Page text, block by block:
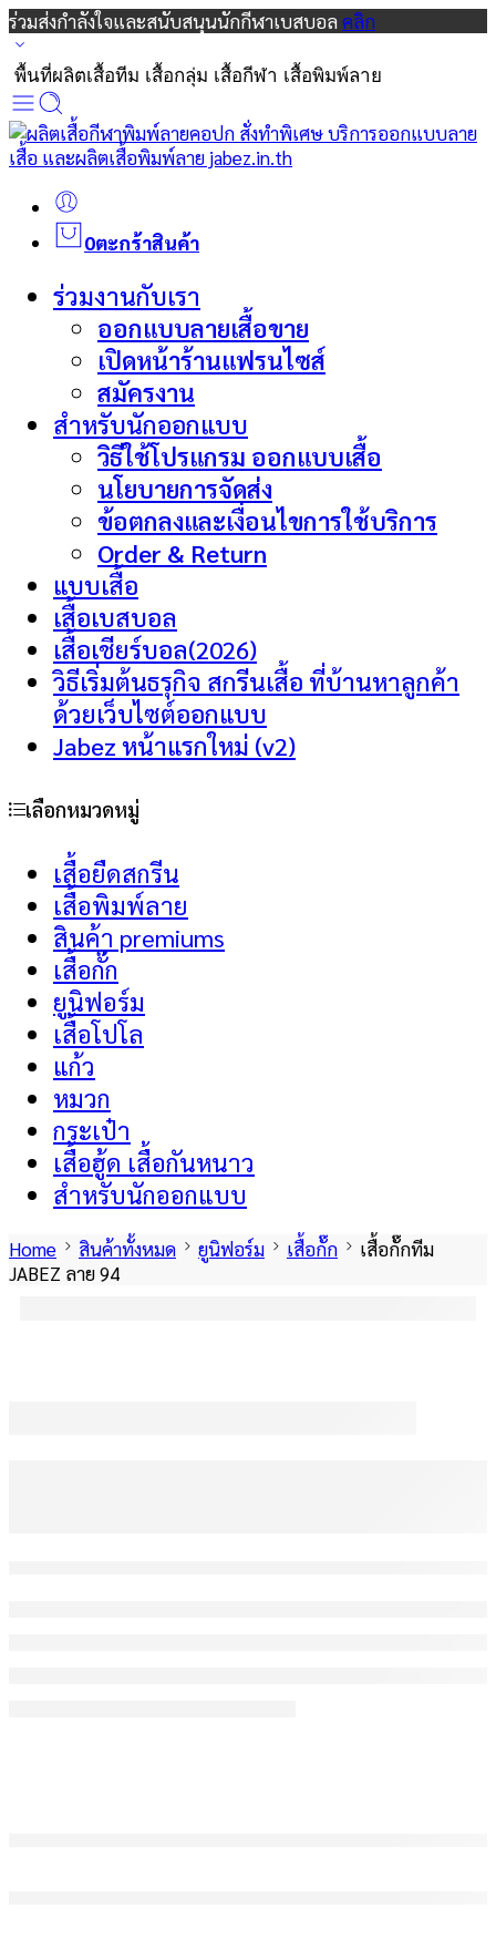
ร่วมส่งกำลังใจและสนับสนุนนักกีฬาเบสบอล คลิก
พื้นที่ผลิตเสื้อทีม เสื้อกลุ่ม เสื้อกีฬา เสื้อพิมพ์ลาย
0ตะกร้าสินค้า
ร่วมงานกับเรา
ออกแบบลายเสื้อขาย
เปิดหน้าร้านแฟรนไซส์
สมัครงาน
สำหรับนักออกแบบ
วิธีใช้โปรแกรม ออกแบบเสื้อ
นโยบายการจัดส่ง
ข้อตกลงและเงื่อนไขการใช้บริการ
Order & Return
แบบเสื้อ
เสื้อเบสบอล
เสื้อเชียร์บอล(2026)
วิธีเริ่มต้นธรุกิจ สกรีนเสื้อ ที่บ้านหาลูกค้า
ด้วยเว็บไซต์ออกแบบ
Jabez หน้าแรกใหม่ (v2)
เลือกหมวดหมู่
เสื้อยืดสกรีน
เสื้อพิมพ์ลาย
สินค้า premiums
เสื้อกั๊ก
ยูนิฟอร์ม
เสื้อโปโล
แก้ว
หมวก
กระเป๋า
เสื้อฮู้ด เสื้อกันหนาว
สำหรับนักออกแบบ
Home สินค้าทั้งหมด ยูนิฟอร์ม เสื้อกั๊ก
เสื้อกั๊กทีม
JABEZ ลาย 94